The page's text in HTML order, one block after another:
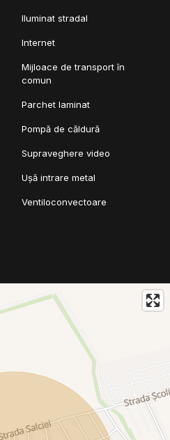
Iluminat stradal
Internet
Mijloace de transport în
comun
Parchet laminat
Pompă de căldură
Supraveghere video
Ușă intrare metal
Ventiloconvectoare